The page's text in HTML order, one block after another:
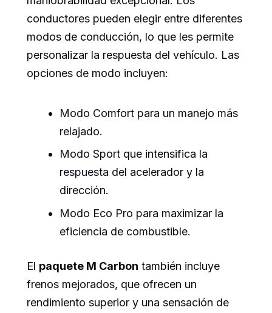
conductores pueden elegir entre diferentes
modos de conducción, lo que les permite
personalizar la respuesta del vehículo. Las
opciones de modo incluyen:
Modo Comfort para un manejo más
relajado.
Modo Sport que intensifica la
respuesta del acelerador y la
dirección.
Modo Eco Pro para maximizar la
eficiencia de combustible.
El paquete M Carbon también incluye
frenos mejorados, que ofrecen un
rendimiento superior y una sensación de